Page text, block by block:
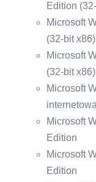
Edition
Microsoft
(32-bit x86)
Microsoft
(32-bit x86)
Microsoft
internetowa
Microsoft
Edition
Microsoft
Edition